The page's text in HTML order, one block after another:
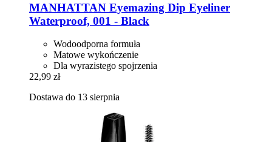
MANHATTAN Eyemazing Dip Eyeliner
Waterproof, 001 -​ Black
Wodoodporna formuła
Matowe wykończenie
Dla wyrazistego spojrzenia
22,99 zł
Dostawa do 13 sierpnia